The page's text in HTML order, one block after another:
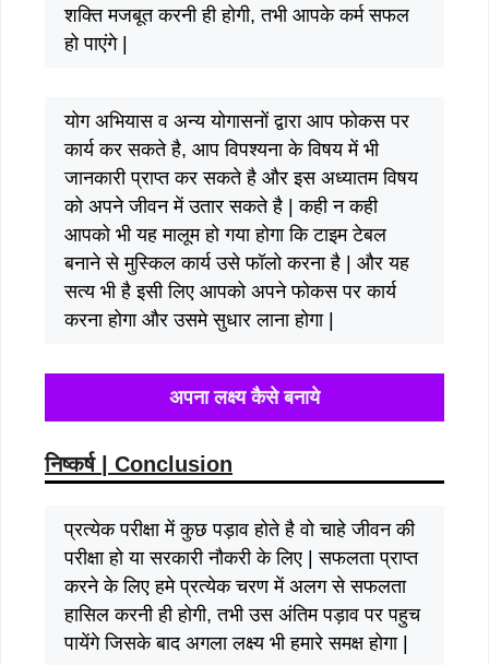
शक्ति मजबूत करनी ही होगी, तभी आपके कर्म सफल
हो पाएंगे |
योग अभियास व अन्य योगासनों द्वारा आप फोकस पर
कार्य कर सकते है, आप विपश्यना के विषय में भी
जानकारी प्राप्त कर सकते है और इस अध्यातम विषय
को अपने जीवन में उतार सकते है | कही न कही
आपको भी यह मालूम हो गया होगा कि टाइम टेबल
बनाने से मुस्किल कार्य उसे फॉलो करना है | और यह
सत्य भी है इसी लिए आपको अपने फोकस पर कार्य
करना होगा और उसमे सुधार लाना होगा |
अपना लक्ष्य कैसे बनाये
निष्कर्ष | Conclusion
प्रत्येक परीक्षा में कुछ पड़ाव होते है वो चाहे जीवन की
परीक्षा हो या सरकारी नौकरी के लिए | सफलता प्राप्त
करने के लिए हमे प्रत्येक चरण में अलग से सफलता
हासिल करनी ही होगी, तभी उस अंतिम पड़ाव पर पहुच
पायेंगे जिसके बाद अगला लक्ष्य भी हमारे समक्ष होगा |